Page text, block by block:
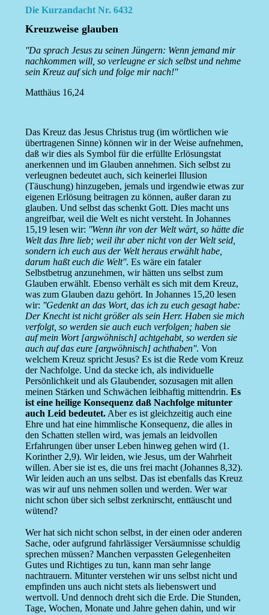
Die Kurzandacht Nr. 6432
Kreuzweise glauben
''Da sprach Jesus zu seinen Jüngern: Wenn jemand mir
nachkommen will, so verleugne er sich selbst und nehme
sein Kreuz auf sich und folge mir nach!''
Matthäus 16,24
Das Kreuz das Jesus Christus trug (im wörtlichen wie
übertragenen Sinne) können wir in der Weise aufnehmen,
daß wir dies als Symbol für die erfüllte Erlösungstat
anerkennen und im Glauben annehmen. Sich selbst zu
verleugnen bedeutet auch, sich keinerlei Illusion
(Täuschung) hinzugeben, jemals und irgendwie etwas zur
eigenen Erlösung beitragen zu können, außer daran zu
glauben. Und selbst das schenkt Gott. Dies macht uns
angreifbar, weil die Welt es nicht versteht. In Johannes
15,19 lesen wir: ''Wenn ihr von der Welt wärt, so hätte die
Welt das Ihre lieb; weil ihr aber nicht von der Welt seid,
sondern ich euch aus der Welt heraus erwählt habe,
darum haßt euch die Welt''. Es wäre ein fataler
Selbstbetrug anzunehmen, wir hätten uns selbst zum
Glauben erwählt. Ebenso verhält es sich mit dem Kreuz,
was zum Glauben dazu gehört. In Johannes 15,20 lesen
wir: ''Gedenkt an das Wort, das ich zu euch gesagt habe:
Der Knecht ist nicht größer als sein Herr. Haben sie mich
verfolgt, so werden sie auch euch verfolgen; haben sie
auf mein Wort [argwöhnisch] achtgehabt, so werden sie
auch auf das eure [argwöhnisch] achthaben''. Von
welchem Kreuz spricht Jesus? Es ist die Rede vom Kreuz
der Nachfolge. Und da stecke ich, als individuelle
Persönlichkeit und als Glaubender, sozusagen mit allen
meinen Stärken und Schwächen leibhaftig mittendrin. Es
ist eine heilige Konsequenz daß Nachfolge mitunter
auch Leid bedeutet.Aber es ist gleichzeitig auch eine
Ehre und hat eine himmlische Konsequenz, die alles in
den Schatten stellen wird, was jemals an leidvollen
Erfahrungen über unser Leben hinweg gehen wird (1.
Korinther 2,9). Wir leiden, wie Jesus, um der Wahrheit
willen. Aber sie ist es, die uns frei macht (Johannes 8,32).
Wir leiden auch an uns selbst. Das ist ebenfalls das Kreuz
was wir auf uns nehmen sollen und werden. Wer war
nicht schon über sich selbst zerknirscht, enttäuscht und
wütend?
Wer hat sich nicht schon selbst, in der einen oder anderen
Sache, oder aufgrund fahrlässiger Versäumnisse schuldig
sprechen müssen? Manchen verpassten Gelegenheiten
Gutes und Richtiges zu tun, kann man sehr lange
nachtrauern. Mitunter verstehen wir uns selbst nicht und
empfinden uns auch nicht stets als liebenswert und
wertvoll. Und dennoch dreht sich die Erde. Die Stunden,
Tage, Wochen, Monate und Jahre gehen dahin, und wir